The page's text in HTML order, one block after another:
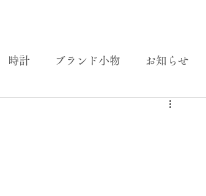
時計 ブランド小物 お知らせ